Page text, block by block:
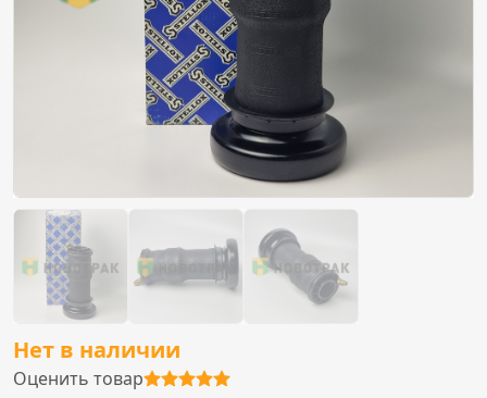
Нет в наличии
Оценить товар